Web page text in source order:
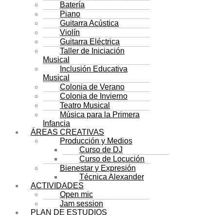
Batería
Piano
Guitarra Acústica
Violín
Guitarra Eléctrica
Taller de Iniciación
Musical
Inclusión Educativa
Musical
Colonia de Verano
Colonia de Invierno
Teatro Musical
Música para la Primera
Infancia
ÁREAS CREATIVAS
Producción y Medios
Curso de DJ
Curso de Locución
Bienestar y Expresión
Técnica Alexander
ACTIVIDADES
Open mic
Jam session
PLAN DE ESTUDIOS